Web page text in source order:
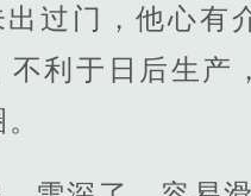
过门，他心有
利于日后生产